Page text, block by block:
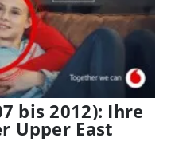
bis 2012): Ihre
Upper East